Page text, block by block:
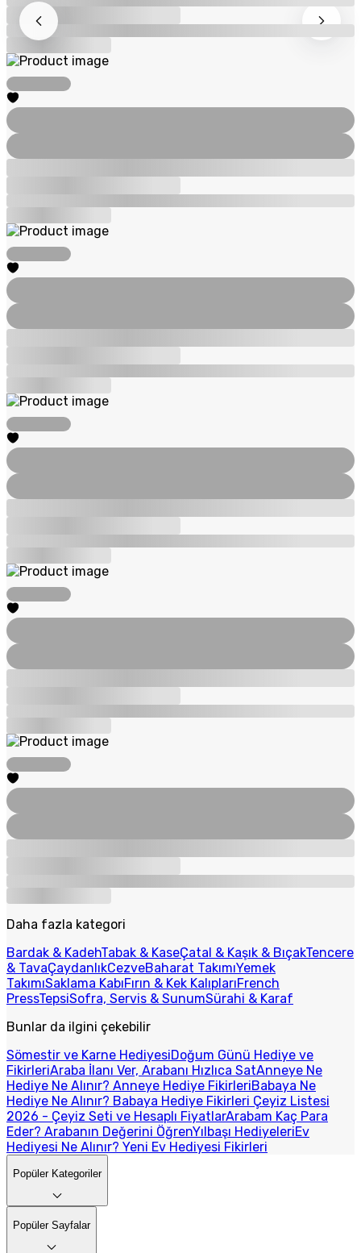
Daha fazla kategori
Bardak & KadehTabak & KaseÇatal & Kaşık & BıçakTencere
& TavaÇaydanlıkCezveBaharat TakımıYemek
TakımıSaklama KabıFırın & Kek KalıplarıFrench
PressTepsiSofra, Servis & SunumSürahi & Karaf
Bunlar da ilgini çekebilir
Sömestir ve Karne HediyesiDoğum Günü Hediye ve
FikirleriAraba İlanı Ver, Arabanı Hızlıca SatAnneye Ne
Hediye Ne Alınır? Anneye Hediye FikirleriBabaya Ne
Hediye Ne Alınır? Babaya Hediye Fikirleri Çeyiz Listesi
2026 - Çeyiz Seti ve Hesaplı FiyatlarArabam Kaç Para
Eder? Arabanın Değerini ÖğrenYılbaşı HediyeleriEv
Hediyesi Ne Alınır? Yeni Ev Hediyesi Fikirleri
Popüler Kategoriler
Popüler Sayfalar